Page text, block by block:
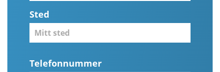
Sted
Telefonnummer